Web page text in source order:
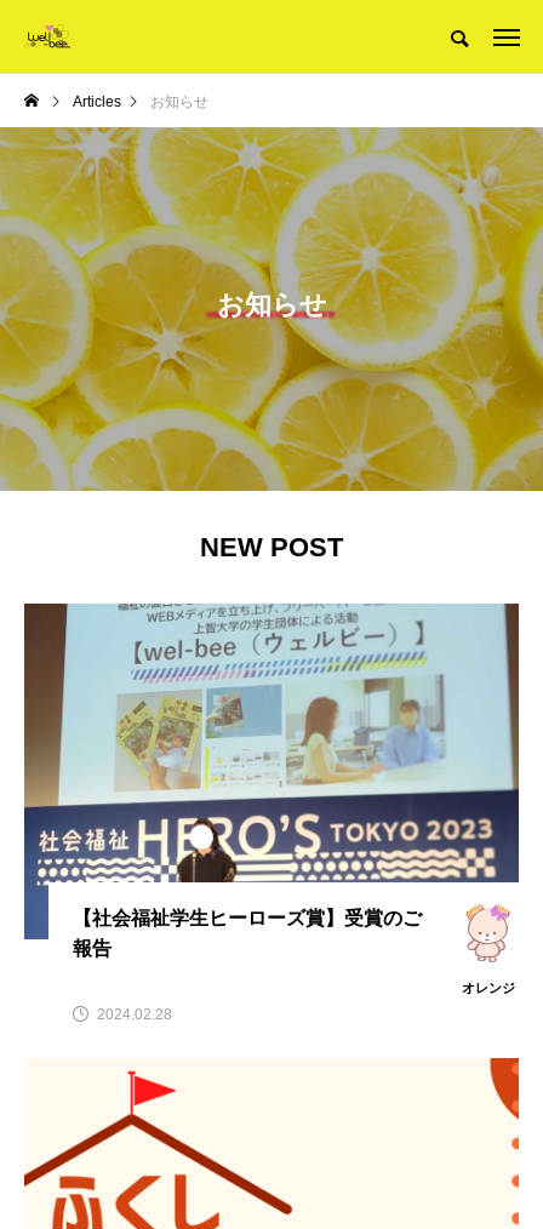
Articles お知らせ
お知らせ
NEW POST
【社会福祉学生ヒーローズ賞】受賞のご
報告
オレンジ
2024.02.28